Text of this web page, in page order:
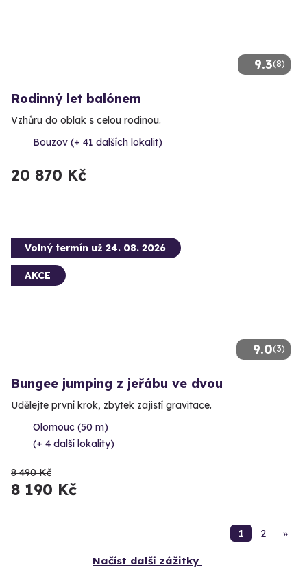
9.3(8)
Rodinný let balónem
Vzhůru do oblak s celou rodinou.
Bouzov (+ 41 dalších lokalit)
20 870 Kč
9.0(3)
Volný termín už 24. 08. 2026
AKCE
Bungee jumping z jeřábu ve dvou
Udělejte první krok, zbytek zajistí gravitace.
Olomouc (50 m)
(+ 4 další lokality)
8 490 Kč
8 190 Kč
1 2 »
Načíst další zážitky